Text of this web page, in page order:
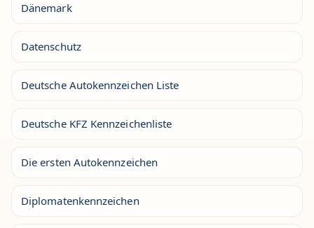
Dänemark
Datenschutz
Deutsche Autokennzeichen Liste
Deutsche KFZ Kennzeichenliste
Die ersten Autokennzeichen
Diplomatenkennzeichen